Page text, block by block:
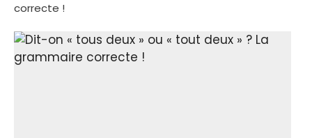
correcte !